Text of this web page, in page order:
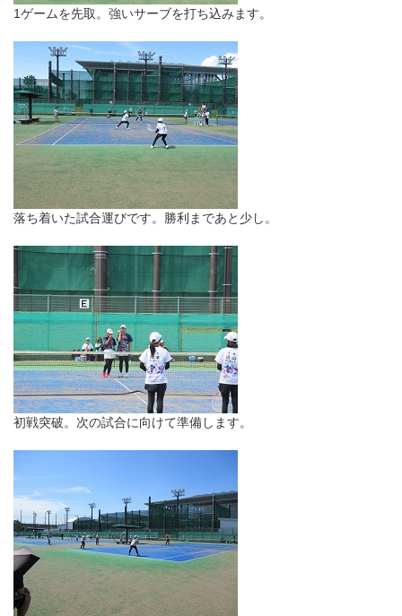
1ゲームを先取。強いサーブを打ち込みます。
落ち着いた試合運びです。勝利まであと少し。
初戦突破。次の試合に向けて準備します。